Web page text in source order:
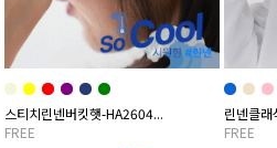
스티치린넨버킷햇-HA2604...
FREE
린넨클
FREE